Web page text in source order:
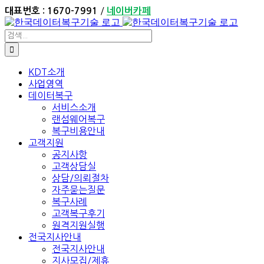
Skip
to
content
대표번호 : 1670-7991 / 네이버카페
검
색:
KDT소개
사업영역
데이터복구
서비스소개
랜섬웨어복구
복구비용안내
고객지원
공지사항
고객상담실
상담/의뢰절차
자주묻는질문
복구사례
고객복구후기
원격지원실행
전국지사안내
전국지사안내
지사모집/제휴